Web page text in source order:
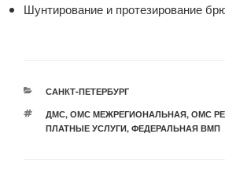
Шунтирование и протезирование
РУБРИКИ
САНКТ-ПЕТЕРБУРГ
МЕТКИ
ДМС, ОМС МЕЖРЕГИОНАЛЬНАЯ, ОМС
ПЛАТНЫЕ УСЛУГИ, ФЕДЕРАЛЬНАЯ ВМП